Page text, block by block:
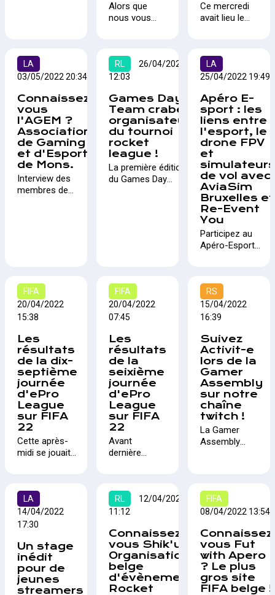
Area et notre
vision sur
l'esport belge.
Alors que
nous vous
Team Crabe,
des relais de
comme l'ESL
ou encore les
compétitions
"Frites", nous
étoffons
maintenant
nos
programmes
Ce mercredi
avait lieu le
ePro League,
l'occasion de
affiches entre
les huit
meilleurs
joueurs de
cette
compétition.
LA
03/05/2022 20:34
Connaissez
vous
l'AGEM ?
Association
de Gaming
et d'Esport
de Mons.
Interview des
membres de
RL
26/04/2022
12:03
Games Day :
Team crabe
organisateur
du tournoi
rocket
league !
La première édition
du Games Day
LA
25/04/2022 19:49
Apéro E-
sport : les
liens entre
l'esport, le
drone FPV
et
de vol avec
AviaSim
Bruxelles et
Re-Event
You
Participez au
Apéro-Esport
secteur en pleine
expansion !
FIFA
20/04/2022
15:38
Les
résultats
de la dix-
septième
journée
d'ePro
League
sur FIFA
22
Cette après-
midi se jouait
régulière en
Proximus ePro
League. Nous
désormais les
huit équipes
qualifiées pour
les play-offs.
FIFA
20/04/2022
07:45
Les
résultats
de la
seixième
journée
d'ePro
League
sur FIFA
22
Avant
dernière
Proximus
ePro League,
programme
quelques
matchs à
enjeu comme
Standard -
Zulte
RS
15/04/2022
16:39
Suivez
Activit-e
lors de la
Gamer
Assembly
sur notre
chaîne
twitch !
La Gamer
Assembly
e participera
pour le fun et
surtout pour le
retrouver en
présentiel lors
d'une des
grosses lans
d'europe !
LA
14/04/2022
17:30
Un stage
inédit
pour de
jeunes
streamers
RL
12/04/2022
11:12
Connaissez
vous Shik'up ?
Organisation
belge
d'évènements
Rocket
FIFA
08/04/2022 13:54
Connaissez
vous Fut
with Apero
? Le plus
gros site
FIFA belge !